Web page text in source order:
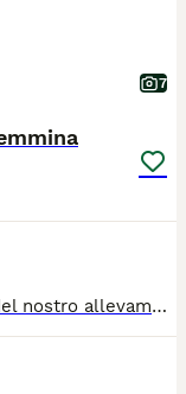
7
Dalla nuova cucciolata di leo e oxana del nostro allevamento, sono disponibili alla prenotazione 3 gattini 2 maschi (Black Tabby with White) 1 femmina (Black Tortie with White) i gattini verrano ceduti a fine settembre dopo 3 mesi e una settimana in cui saranno abituati al contatto umano ai bambini alle aspirapolveri e alla vita in famiglia in generale. Verranno ceduti sverminati, vaccinati, con microchip e pedigree afi-wcf. Genitori esenti da patologie e sempre visibili presso il nostro allevamento. Foto dei gattini a 14 giorni